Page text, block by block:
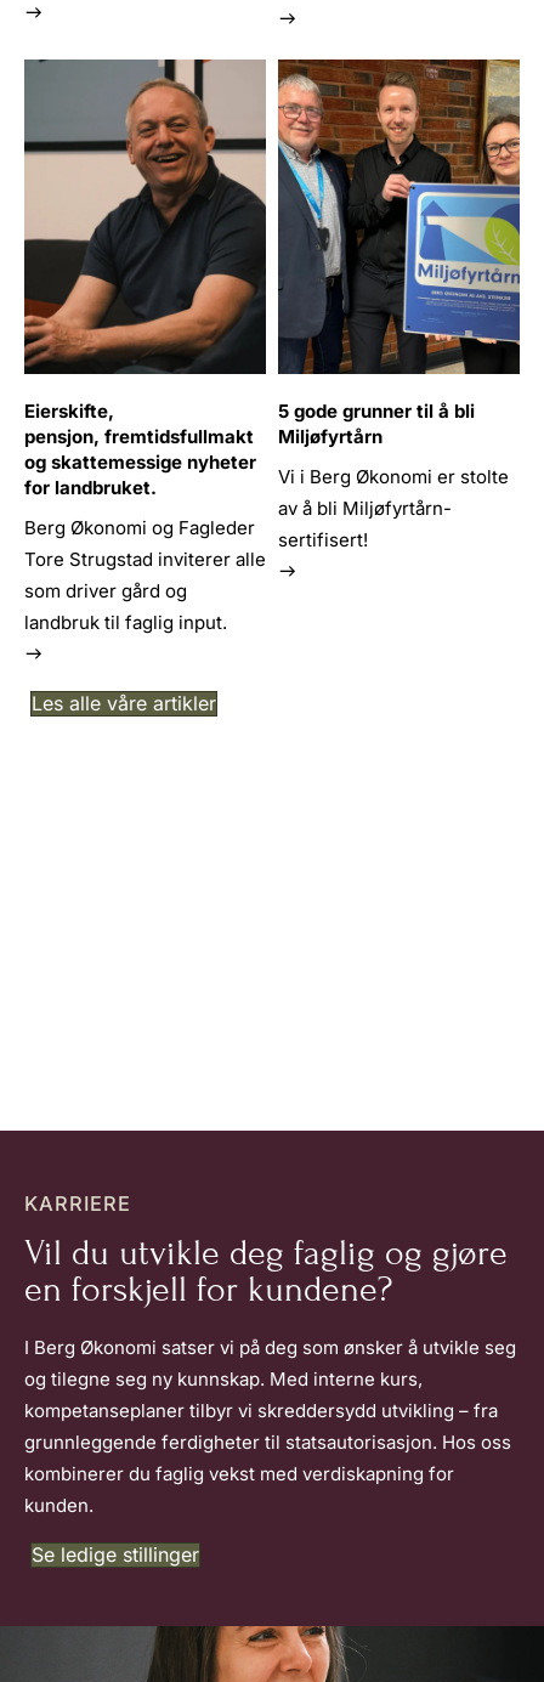
Eierskifte,
pensjon, fremtidsfullmakt
og skattemessige nyheter
for landbruket.
Berg Økonomi og Fagleder
Tore Strugstad inviterer alle
som driver gård og
landbruk til faglig input.
5 gode grunner til å bli
Miljøfyrtårn
Vi i Berg Økonomi er stolte
av å bli Miljøfyrtårn-
sertifisert!
Les alle våre artikler
KARRIERE
Vil du utvikle deg faglig og gjøre
en forskjell for kundene?
I Berg Økonomi satser vi på deg som ønsker å utvikle seg
og tilegne seg ny kunnskap. Med interne kurs,
kompetanseplaner tilbyr vi skreddersydd utvikling – fra
grunnleggende ferdigheter til statsautorisasjon. Hos oss
kombinerer du faglig vekst med verdiskapning for
kunden.
Se ledige stillinger